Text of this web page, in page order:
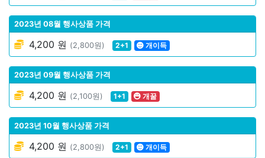
2023년 08월 행사상품 가격
4,200 원 (2,800원) 2+1 개이득
2023년 09월 행사상품 가격
4,200 원 (2,100원) 1+1 개꿀
2023년 10월 행사상품 가격
4,200 원 (2,800원) 2+1 개이득